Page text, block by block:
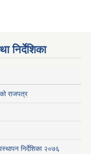
निर्देशिका
राजपत्र
निर्देशिका २०७६